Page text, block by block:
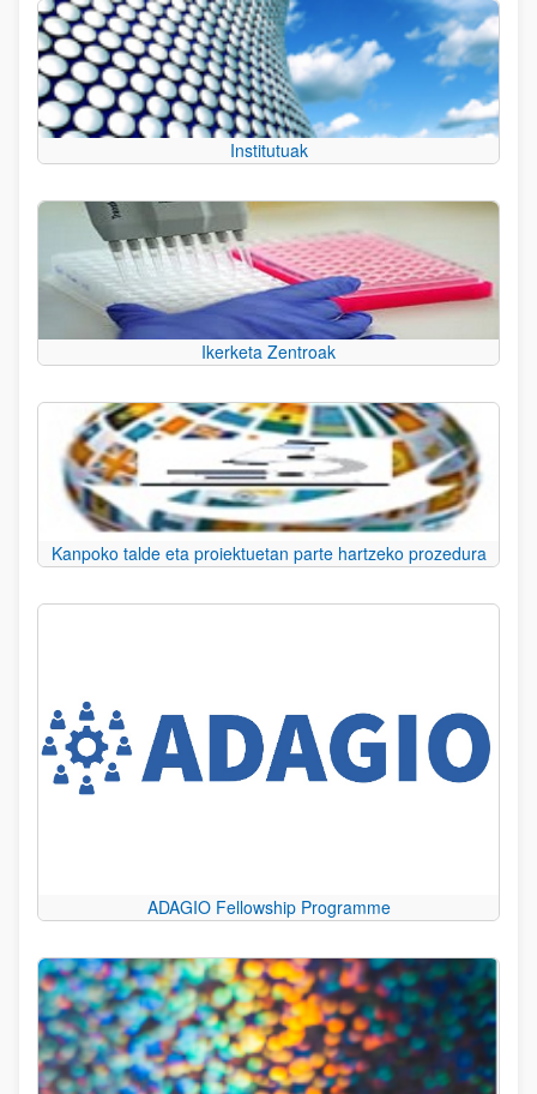
Institutuak
Ikerketa Zentroak
Kanpoko talde eta proiektuetan parte hartzeko prozedura
ADAGIO Fellowship Programme